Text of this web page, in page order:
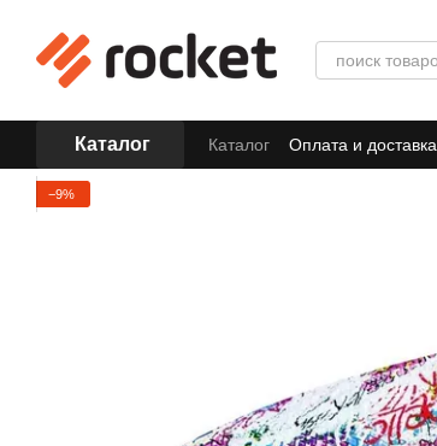
Каталог Каталог Оплата и доставка
−9%